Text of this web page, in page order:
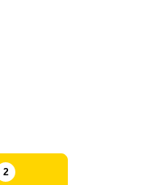
2